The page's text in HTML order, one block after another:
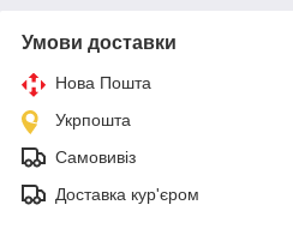
Умови доставки
Нова Пошта
Укрпошта
Самовивіз
Доставка кур'єром